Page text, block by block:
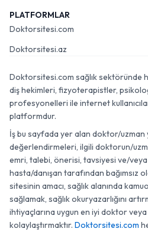
PLATFORMLAR
Doktorsitesi.com
Doktorsitesi.az
Doktorsitesi.com sağlık sektöründe
diş hekimleri, fizyoterapistler,
profesyonelleri ile internet
platformdur.
İş bu sayfada yer alan doktor/uzman
değerlendirmeleri, ilgili doktorun/
emri, talebi, önerisi, tavsiyesi ve/veya
hasta/danışan tarafından bağımsız
sitesinin amacı, sağlık alanında
sağlamak, sağlık okuryazarlığını
ihtiyaçlarına uygun en iyi doktor veya
kolaylaştırmaktır. Doktorsitesi.com